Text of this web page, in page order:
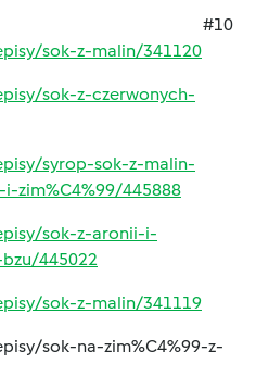
#10
sok-z-malin/341120
sok-z-czerwonych-
syrop-sok-z-malin-
zim%C4%99/445888
sok-z-aronii-i-
445022
sok-z-malin/341119
sok-na-zim%C4%99-z-